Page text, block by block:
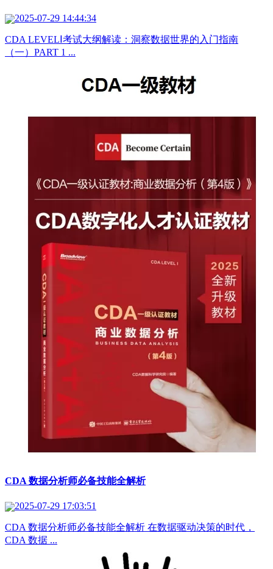
2025-07-29 14:44:34
CDA LEVELⅠ考试大纲解读：洞察数据世界的入门指南
（一）PART 1 ...
CDA 数据分析师必备技能全解析
2025-07-29 17:03:51
CDA 数据分析师必备技能全解析 在数据驱动决策的时代，
CDA 数据 ...